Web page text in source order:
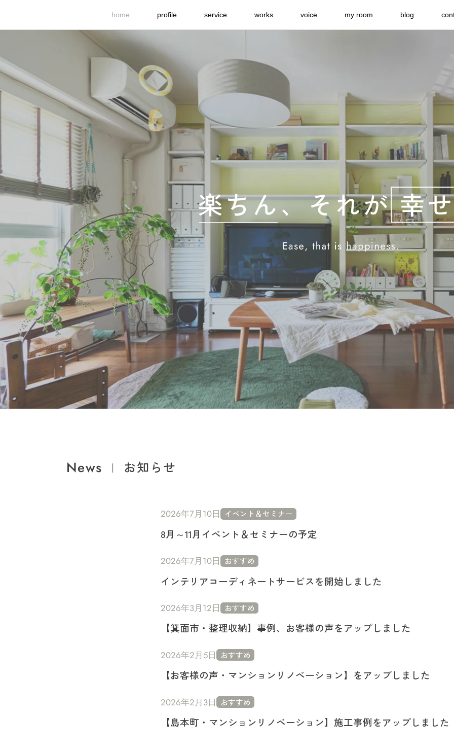
home profile service works voice my room blog
News | お知らせ
2026年7月10日 イベント＆セミナー
8月～11月イベント＆セミナーの予定
2026年7月10日 おすすめ
インテリアコーディネートサービスを開始しました
2026年3月12日 おすすめ
【箕面市・整理収納】事例、お客様の声をアップしました
2026年2月5日 おすすめ
【お客様の声・マンションリノベーション】をアップしました
2026年2月3日 おすすめ
【島本町・マンションリノベーション】施工事例をアップしました